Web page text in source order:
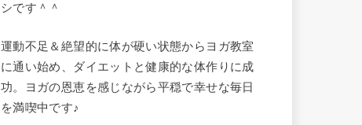
シです＾＾
運動不足＆絶望的に体が硬い状態からヨガ教室
に通い始め、ダイエットと健康的な体作りに成
功。ヨガの恩恵を感じながら平穏で幸せな毎日
を満喫中です♪